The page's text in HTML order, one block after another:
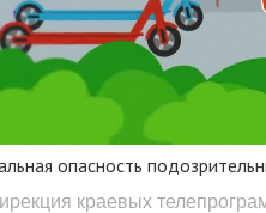
опасность
краевых